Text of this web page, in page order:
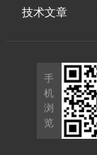
技术文章
手
机
浏
览